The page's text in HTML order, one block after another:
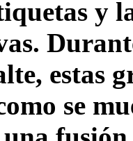
y
estas
se